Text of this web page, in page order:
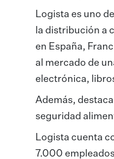
Logista es uno
la distribución a
en España,
al mercado de
electrónica,
Además,
seguridad
Logista cuenta
7.000